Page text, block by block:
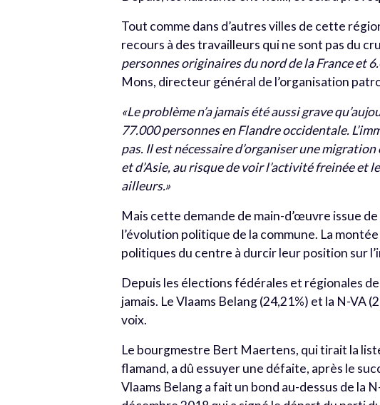
Tout comme dans d’autres villes de cette
recours à des travailleurs qui ne sont pas du
personnes originaires du nord de la France et
Mons, directeur général de l’organisation
«Le problème n’a jamais été aussi grave
77.000 personnes en Flandre occidentale.
pas. Il est nécessaire d’organiser une
et d’Asie, au risque de voir l’activité freinée
ailleurs.»
Mais cette demande de main-d’œuvre issue
l’évolution politique de la commune. La
politiques du centre à durcir leur position sur
Depuis les élections fédérales et régionales
jamais. Le Vlaams Belang (24,21%) et la N-VA
voix.
Le bourgmestre Bert Maertens, qui tirait la
flamand, a dû essuyer une défaite, après le
Vlaams Belang a fait un bond au-dessus de la